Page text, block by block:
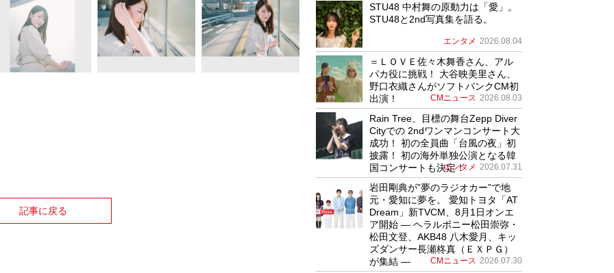
記事に戻る
STU48 中村舞の原動力は「愛」。
STU48と2nd写真集を語る。
エンタメ 2026.08.04
＝ＬＯＶＥ佐々木舞香さん、アル
パカ役に挑戦！ 大谷映美里さん、
野口衣織さんがソフトバンクCM初
出演！
CMニュース 2026.08.03
Rain Tree、目標の舞台Zepp Diver
Cityでの 2ndワンマンコンサート大
成功！ 初の全員曲「台風の夜」初
披露！ 初の海外単独公演となる韓
国コンサートも決定！
エンタメ 2026.07.31
岩田剛典が”夢のラジオカー”で地
元・愛知に夢を。 愛知トヨタ「AT
Dream」新TVCM、8月1日オンエ
ア開始 ― ヘラルボニー松田崇弥・
松田文登、AKB48 八木愛月、キッ
ズダンサー長瀬柊真（ＥＸＰＧ）
が集結 ―
CMニュース 2026.07.30